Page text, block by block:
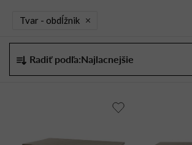
Tvar - obdĺžnik
R
d
Radiť podľa:Najlacnejšie